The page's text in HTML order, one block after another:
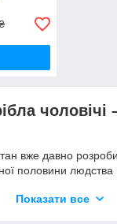
чоловічі
вже давно
половини людства
ювелірних прикрас,
Показати все